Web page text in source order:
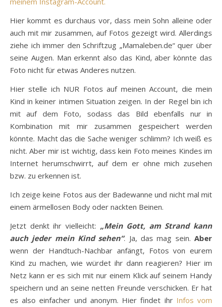
Hier kommt es durchaus vor, dass mein Sohn alleine oder
auch mit mir zusammen, auf Fotos gezeigt wird. Allerdings
ziehe ich immer den Schriftzug „Mamaleben.de“ quer über
seine Augen. Man erkennt also das Kind, aber könnte das
Foto nicht für etwas Anderes nutzen.
Hier stelle ich NUR Fotos auf meinen Account, die mein
Kind in keiner intimen Situation zeigen. In der Regel bin ich
mit auf dem Foto, sodass das Bild ebenfalls nur in
Kombination mit mir zusammen gespeichert werden
könnte. Macht das die Sache weniger schlimm? Ich weiß es
nicht. Aber mir ist wichtig, dass kein Foto meines Kindes im
Internet herumschwirrt, auf dem er ohne mich zusehen
bzw. zu erkennen ist.
Ich zeige keine Fotos aus der Badewanne und nicht mal mit
einem ärmellosen Body oder nackten Beinen.
Jetzt denkt ihr vielleicht: „Mein Gott, am Strand kann
auch jeder mein Kind sehen“. Ja, das mag sein.Aber
wenn der Handtuch-Nachbar anfängt, Fotos von eurem
Kind zu machen, wie würdet ihr dann reagieren? Hier im
Netz kann er es sich mit nur einem Klick auf seinem Handy
speichern und an seine netten Freunde verschicken. Er hat
es also einfacher und anonym. Hier findet ihr Infos vom